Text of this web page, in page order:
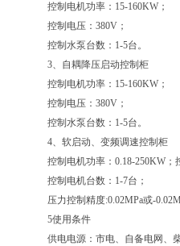
控制电机功率：15-160KW；
控制电压：380V；
控制水泵台数：1-5台。
3、自耦降压启动控制柜
控制电机功率：15-160KW；
控制电压：380V；
控制水泵台数：1-5台。
4、软启动、变频调速控制柜
控制电机功率：0.18-250KW；
控制电机台数：1-7台；
压力控制精度:0.02MPa或-
5使用条件
供电电源：市电、自备电网、